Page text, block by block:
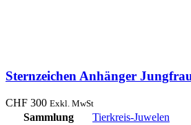
Sternzeichen Anhänger
CHF 300 Exkl. MwSt
Sammlung
Tierkreis-Juwelen